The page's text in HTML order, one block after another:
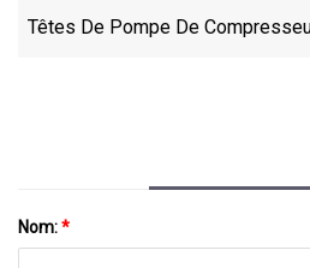
41kw
Têtes De Pompe De
Nom:*